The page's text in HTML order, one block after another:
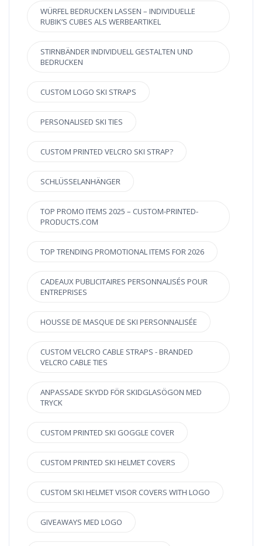
WÜRFEL BEDRUCKEN LASSEN – INDIVIDUELLE
RUBIK’S CUBES ALS WERBEARTIKEL
STIRNBÄNDER INDIVIDUELL GESTALTEN UND
BEDRUCKEN
CUSTOM LOGO SKI STRAPS
PERSONALISED SKI TIES
CUSTOM PRINTED VELCRO SKI STRAP?
SCHLÜSSELANHÄNGER
TOP PROMO ITEMS 2025 – CUSTOM-PRINTED-
PRODUCTS.COM
TOP TRENDING PROMOTIONAL ITEMS FOR 2026
CADEAUX PUBLICITAIRES PERSONNALISÉS POUR
ENTREPRISES
HOUSSE DE MASQUE DE SKI PERSONNALISÉE
CUSTOM VELCRO CABLE STRAPS - BRANDED
VELCRO CABLE TIES
ANPASSADE SKYDD FÖR SKIDGLASÖGON MED
TRYCK
CUSTOM PRINTED SKI GOGGLE COVER
CUSTOM PRINTED SKI HELMET COVERS
CUSTOM SKI HELMET VISOR COVERS WITH LOGO
GIVEAWAYS MED LOGO